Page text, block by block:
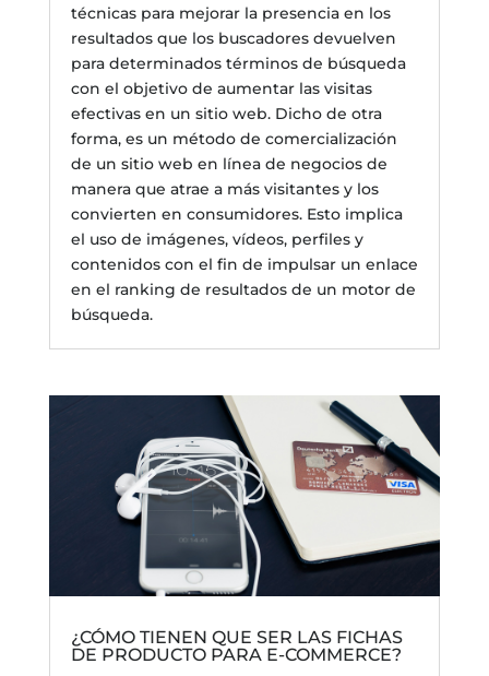
técnicas para mejorar la presencia en los
resultados que los buscadores devuelven
para determinados términos de búsqueda
con el objetivo de aumentar las visitas
efectivas en un sitio web. Dicho de otra
forma, es un método de comercialización
de un sitio web en línea de negocios de
manera que atrae a más visitantes y los
convierten en consumidores. Esto implica
el uso de imágenes, vídeos, perfiles y
contenidos con el fin de impulsar un enlace
en el ranking de resultados de un motor de
búsqueda.
¿CÓMO TIENEN QUE SER LAS FICHAS
DE PRODUCTO PARA E-COMMERCE?